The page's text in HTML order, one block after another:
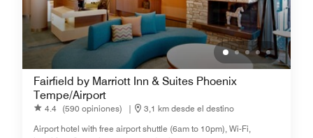
Fairfield by Marriott Inn & Suites Phoenix
Tempe/Airport
4.4 (590 opiniones) |
3,1 km desde el destino
Airport hotel with free airport shuttle (6am to 10pm), Wi-Fi,